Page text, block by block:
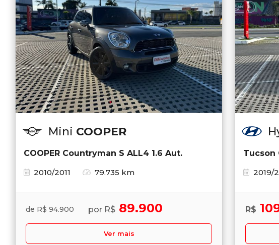
Mini COOPER
COOPER Countryman S ALL4 1.6 Aut.
2010/2011
79.735 km
de R$ 94.900 por R$ 89.900
Ver mais
Tucson
2019/
R$